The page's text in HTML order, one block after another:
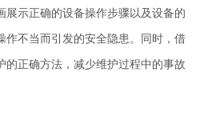
展示正确的设备操作步骤以及设备的
不当而引发的安全隐患。同时， 借
的正确方法，减少维护过程中的事故